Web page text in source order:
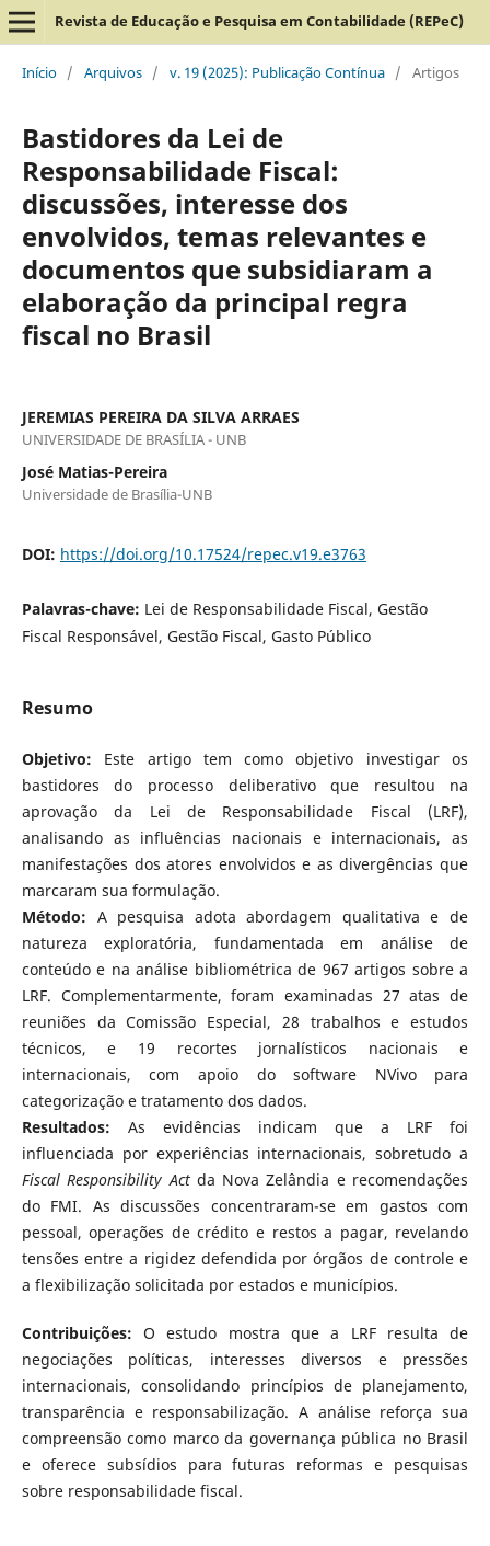
Revista de Educação e Pesquisa em Contabilidade (REPeC)
Início / Arquivos / v. 19 (2025): Publicação Contínua / Artigos
Bastidores da Lei de
Responsabilidade Fiscal:
discussões, interesse dos
envolvidos, temas relevantes e
documentos que subsidiaram a
elaboração da principal regra
fiscal no Brasil
JEREMIAS PEREIRA DA SILVA ARRAES
UNIVERSIDADE DE BRASÍLIA - UNB
José Matias-Pereira
Universidade de Brasília-UNB
DOI: https://doi.org/10.17524/repec.v19.e3763
Palavras-chave: Lei de Responsabilidade Fiscal, Gestão
Fiscal Responsável, Gestão Fiscal, Gasto Público
Resumo
Objetivo: Este artigo tem como objetivo investigar os
bastidores do processo deliberativo que resultou na
aprovação da Lei de Responsabilidade Fiscal (LRF),
analisando as influências nacionais e internacionais, as
manifestações dos atores envolvidos e as divergências que
marcaram sua formulação.
Método: A pesquisa adota abordagem qualitativa e de
natureza exploratória, fundamentada em análise de
conteúdo e na análise bibliométrica de 967 artigos sobre a
LRF. Complementarmente, foram examinadas 27 atas de
reuniões da Comissão Especial, 28 trabalhos e estudos
técnicos, e 19 recortes jornalísticos nacionais e
internacionais, com apoio do software NVivo para
categorização e tratamento dos dados.
Resultados: As evidências indicam que a LRF foi
influenciada por experiências internacionais, sobretudo a
Fiscal Responsibility Actda Nova Zelândia e recomendações
do FMI. As discussões concentraram-se em gastos com
pessoal, operações de crédito e restos a pagar, revelando
tensões entre a rigidez defendida por órgãos de controle e
a flexibilização solicitada por estados e municípios.
Contribuições: O estudo mostra que a LRF resulta de
negociações políticas, interesses diversos e pressões
internacionais, consolidando princípios de planejamento,
transparência e responsabilização. A análise reforça sua
compreensão como marco da governança pública no Brasil
e oferece subsídios para futuras reformas e pesquisas
sobre responsabilidade fiscal.